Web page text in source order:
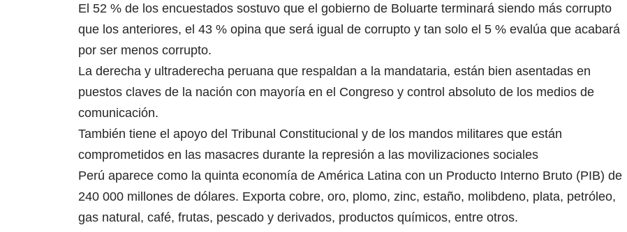
El 52 % de los encuestados sostuvo que el gobierno de Boluarte terminará siendo más corrupto
que los anteriores, el 43 % opina que será igual de corrupto y tan solo el 5 % evalúa que acabará
por ser menos corrupto.
La derecha y ultraderecha peruana que respaldan a la mandataria, están bien asentadas en
puestos claves de la nación con mayoría en el Congreso y control absoluto de los medios de
comunicación.
También tiene el apoyo del Tribunal Constitucional y de los mandos militares que están
comprometidos en las masacres durante la represión a las movilizaciones sociales
Perú aparece como la quinta economía de América Latina con un Producto Interno Bruto (PIB) de
240 000 millones de dólares. Exporta cobre, oro, plomo, zinc, estaño, molibdeno, plata, petróleo,
gas natural, café, frutas, pescado y derivados, productos químicos, entre otros.